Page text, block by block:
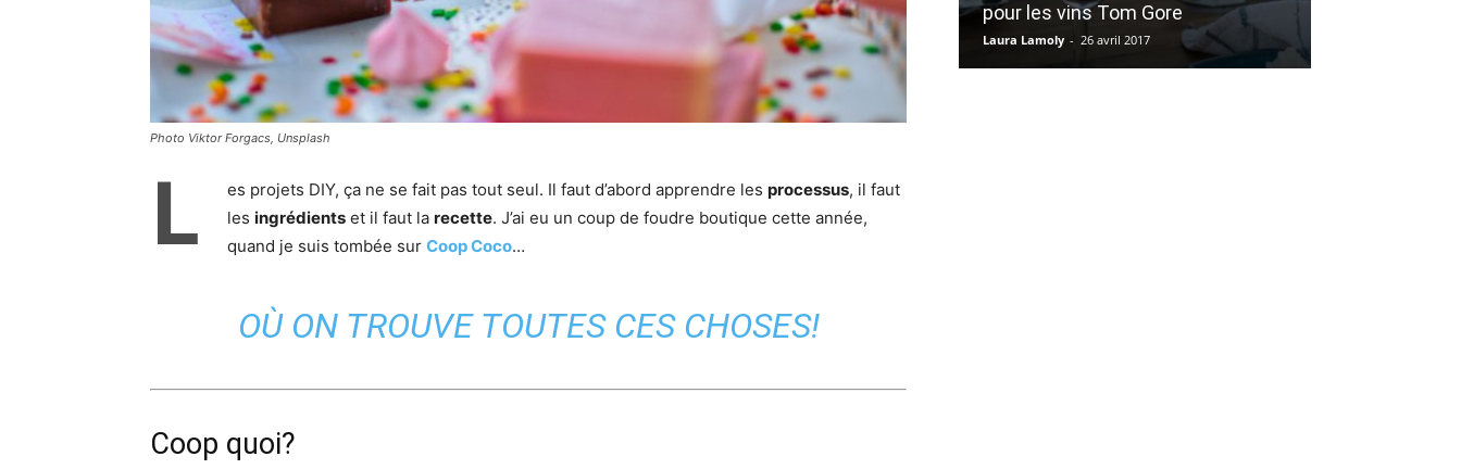
Photo Viktor Forgacs, Unsplash
L es projets DIY, ça ne se fait pas tout seul. Il faut d’abord apprendre les processus, il faut
les ingrédients et il faut la recette. J’ai eu un coup de foudre boutique cette année,
quand je suis tombée sur Coop Coco…
OÙ ON TROUVE TOUTES CES CHOSES!
Coop quoi?
pour les vins Tom Gore
Laura Lamoly - 26 avril 2017